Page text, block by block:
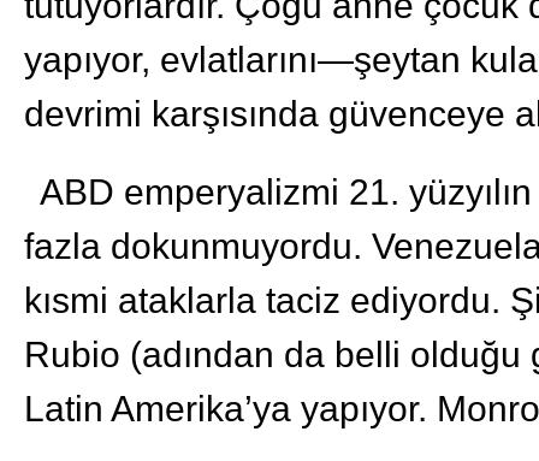
yapıyor, evlatlarını—şeytan
devrimi karşısında güvenceye
ABD emperyalizmi 21.
fazla dokunmuyordu.
kısmi ataklarla taciz ediyordu.
Rubio (adından da belli
Latin Amerika’ya yapıyor.